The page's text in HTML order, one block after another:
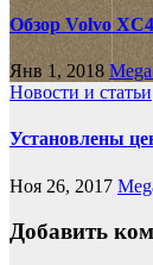
Обзор Volvo
Янв 1, 2018
Новости и статьи
Установлены
Ноя 26, 2017
Добавить